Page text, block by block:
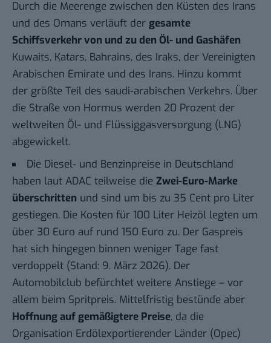
Durch die Meerenge zwischen den Küsten des Irans
und des Omans verläuft der gesamte
Schiffsverkehr von und zu den Öl- und Gashäfen
Kuwaits, Katars, Bahrains, des Iraks, der Vereinigten
Arabischen Emirate und des Irans. Hinzu kommt
der größte Teil des saudi-arabischen Verkehrs. Über
die Straße von Hormus werden 20 Prozent der
weltweiten Öl- und Flüssiggasversorgung (LNG)
abgewickelt.
Die Diesel- und Benzinpreise in Deutschland
haben laut ADAC teilweise die Zwei-Euro-Marke
überschritten und sind um bis zu 35 Cent pro Liter
gestiegen. Die Kosten für 100 Liter Heizöl legten um
über 30 Euro auf rund 150 Euro zu. Der Gaspreis
hat sich hingegen binnen weniger Tage fast
verdoppelt (Stand: 9. März 2026). Der
Automobilclub befürchtet weitere Anstiege – vor
allem beim Spritpreis. Mittelfristig bestünde aber
Hoffnung auf gemäßigtere Preise, da die
Organisation Erdölexportierender Länder (Opec)